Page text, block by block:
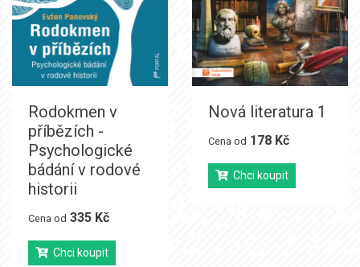
Rodokmen v
příbězích -
Psychologické
bádání v rodové
historii
Cena od 335 Kč
Chci koupit
Nová literatura 1
Cena od 178 Kč
Chci koupit